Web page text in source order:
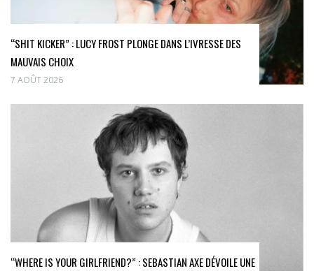
“SHIT KICKER” : LUCY FROST PLONGE DANS L’IVRESSE DES
MAUVAIS CHOIX
7 AOÛT 2026
“WHERE IS YOUR GIRLFRIEND?” : SEBASTIAN AXE DÉVOILE UNE